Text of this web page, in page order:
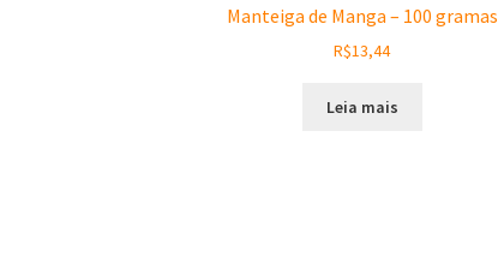
Manteiga de Manga – 100 gramas
R$13,44
Leia mais